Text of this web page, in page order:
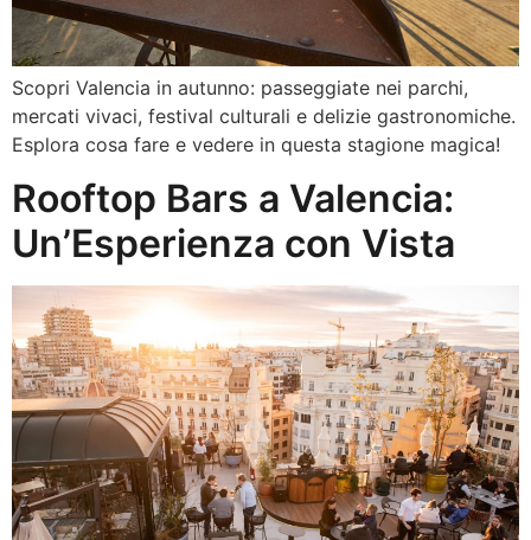
Scopri Valencia in autunno: passeggiate nei parchi,
mercati vivaci, festival culturali e delizie gastronomiche.
Esplora cosa fare e vedere in questa stagione magica!
Rooftop Bars a Valencia:
Un’Esperienza con Vista